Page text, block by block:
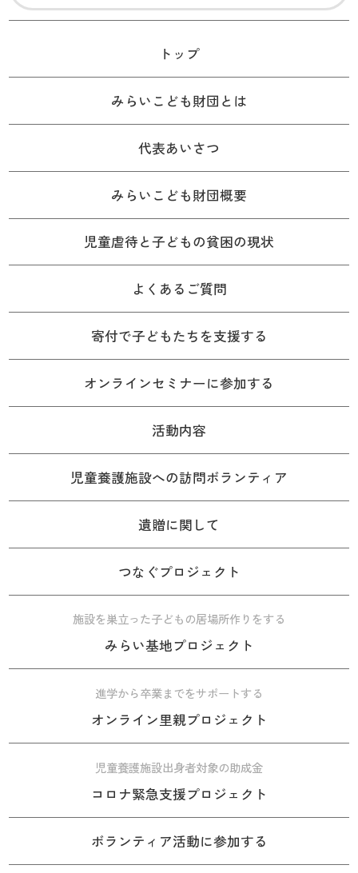
トップ
みらいこども財団とは
代表あいさつ
みらいこども財団概要
児童虐待と子どもの貧困の現状
よくあるご質問
寄付で子どもたちを支援する
オンラインセミナーに参加する
活動内容
児童養護施設への訪問ボランティア
遺贈に関して
つなぐプロジェクト
施設を巣立った子どもの居場所作りをする
みらい基地プロジェクト
進学から卒業までをサポートする
オンライン里親プロジェクト
児童養護施設出身者対象の助成金
コロナ緊急支援プロジェクト
ボランティア活動に参加する